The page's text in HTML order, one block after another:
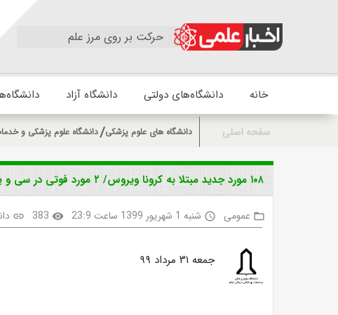
حرکت بر روی مرز علم
خانه دانشگاه‌های دولتی دانشگاه آزاد
صفحه اصلی دانشگاه های علوم پزشکی دانشگاه علوم پزشکی و
۱۰۸ مورد جدید مبتلا به کرونا ویروس/ ۲ مورد فوتی در سی و یکم مرداد
folder_open عمومی access_time شنبه 1 شهریور 1399 ساعت 23:9 visibility
383
link
جمعه ۳۱ مرداد ۹۹